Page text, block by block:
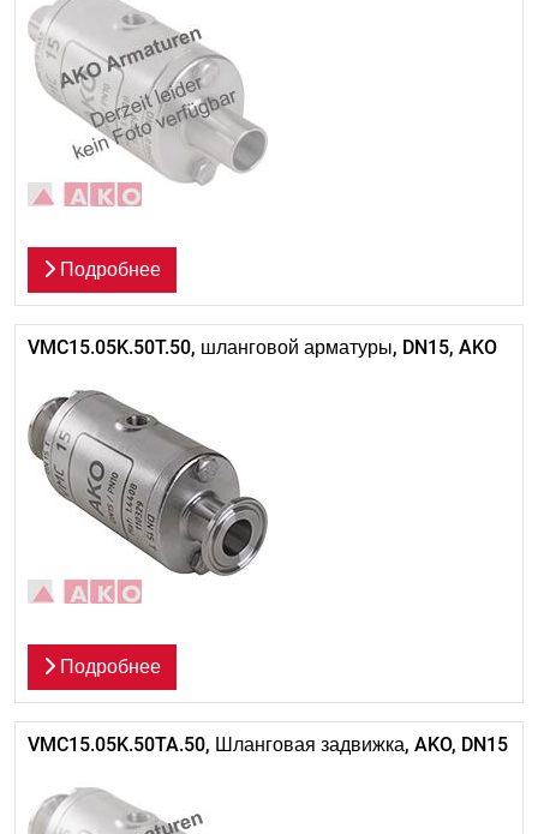
Подробнее
VMC15.05K.50T.50, шланговой арматуры, DN15, AKO
Подробнее
VMC15.05K.50TA.50, Шланговая задвижка, AKO, DN15